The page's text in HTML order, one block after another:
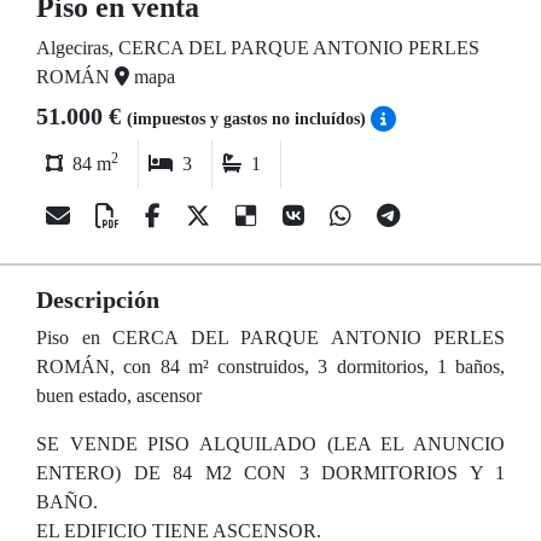
Piso en venta
Algeciras, CERCA DEL PARQUE ANTONIO PERLES
ROMÁN
mapa
51.000 € (impuestos y gastos no incluídos)
84 m2 3 1
Descripción
Piso en CERCA DEL PARQUE ANTONIO PERLES
ROMÁN, con 84 m² construidos, 3 dormitorios, 1 baños,
buen estado, ascensor
SE VENDE PISO ALQUILADO (LEA EL ANUNCIO
ENTERO) DE 84 M2 CON 3 DORMITORIOS Y 1
BAÑO.
EL EDIFICIO TIENE ASCENSOR.